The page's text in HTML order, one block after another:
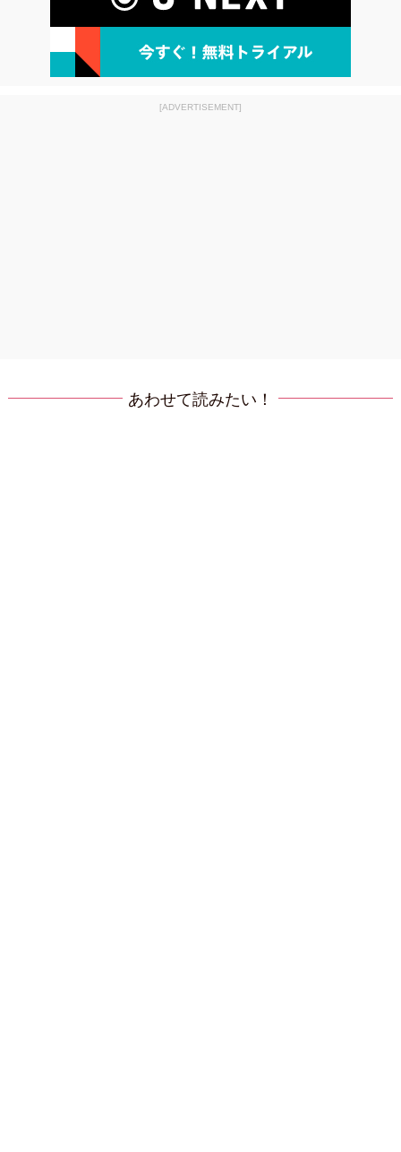
[ADVERTISEMENT]
あわせて読みたい！